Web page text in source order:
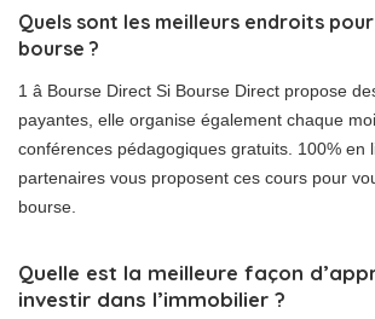
Quels sont les meilleurs endroits
bourse ?
1 â Bourse Direct Si Bourse Direct propose
payantes, elle organise également chaque
conférences pédagogiques gratuits. 100% en
partenaires vous proposent ces cours pour
bourse.
Quelle est la meilleure façon
investir dans l’immobilier ?